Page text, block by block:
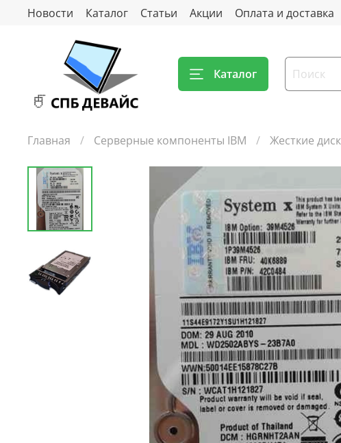
Новости Каталог Статьи Акции Оплата и доставка
Каталог
Главная Серверные компоненты IBM Жесткие